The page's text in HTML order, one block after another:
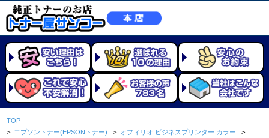
TOP
> エプソントナー(EPSONトナー) > オフィリオ ビジネスプリンター カラー >